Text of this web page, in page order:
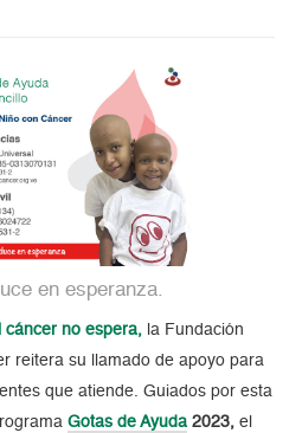
en esperanza.
cáncer no espera, la Fundación
reitera su llamado de apoyo para
que atiende. Guiados por esta
Gotas de Ayuda 2023,el